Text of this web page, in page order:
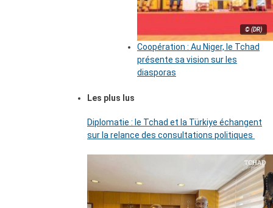
© (DR)
Coopération : Au Niger, le Tchad
présente sa vision sur les
diasporas
Les plus lus
Diplomatie : le Tchad et la Türkiye échangent
sur la relance des consultations politiques